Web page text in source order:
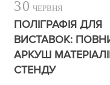
30 ЧЕРВНЯ
ПОЛІГРАФІЯ ДЛЯ
ВИСТАВОК:
АРКУШ
СТЕНДУ